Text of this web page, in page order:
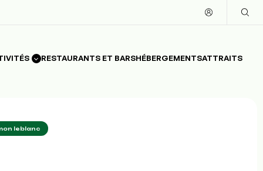
RESTAURANTS ET BARSHÉBERGEMENTSATTRAITS
leblanc